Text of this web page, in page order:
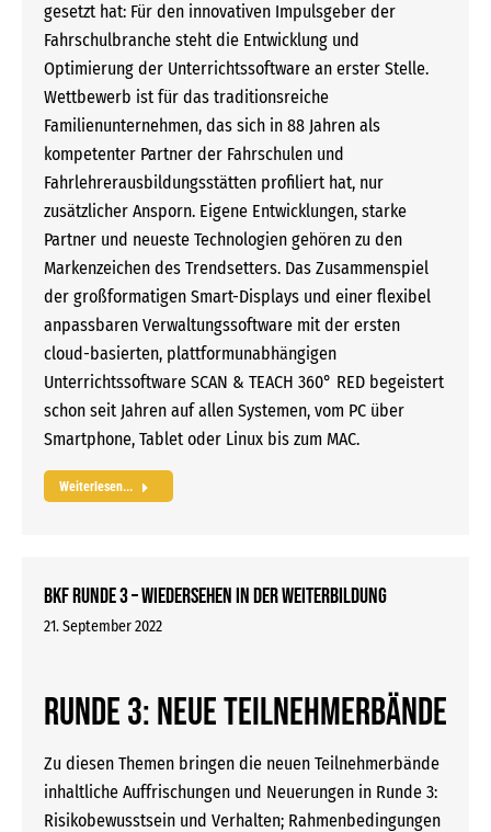
gesetzt hat: Für den innovativen Impulsgeber der
Fahrschulbranche steht die Entwicklung und
Optimierung der Unterrichtssoftware an erster Stelle.
Wettbewerb ist für das traditionsreiche
Familienunternehmen, das sich in 88 Jahren als
kompetenter Partner der Fahrschulen und
Fahrlehrerausbildungsstätten profiliert hat, nur
zusätzlicher Ansporn. Eigene Entwicklungen, starke
Partner und neueste Technologien gehören zu den
Markenzeichen des Trendsetters. Das Zusammenspiel
der großformatigen Smart-Displays und einer flexibel
anpassbaren Verwaltungssoftware mit der ersten
cloud-basierten, plattformunabhängigen
Unterrichtssoftware SCAN & TEACH 360° RED begeistert
schon seit Jahren auf allen Systemen, vom PC über
Smartphone, Tablet oder Linux bis zum MAC.
Weiterlesen...
BKF Runde 3 – Wiedersehen in der Weiterbildung
21. September 2022
Runde 3: Neue Teilnehmerbände
Zu diesen Themen bringen die neuen Teilnehmerbände
inhaltliche Auffrischungen und Neuerungen in Runde 3:
Risikobewusstsein und Verhalten; Rahmenbedingungen